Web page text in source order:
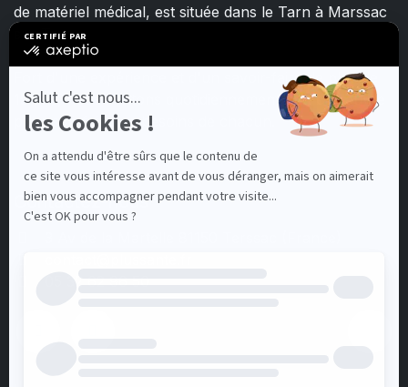
de matériel médical, est située dans le Tarn à Marssac
sur Tarn.
Fort d'une expérience et d'un savoir-faire de plus de
15 ans, nous mettons quotidiennement tout en œuvre
pour satisfaire les besoins de chacun.
Contactez-nous